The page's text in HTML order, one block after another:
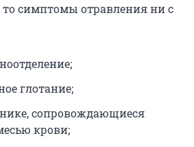
то симптомы отравления ни с
глотание;
сопровождающиеся
крови;